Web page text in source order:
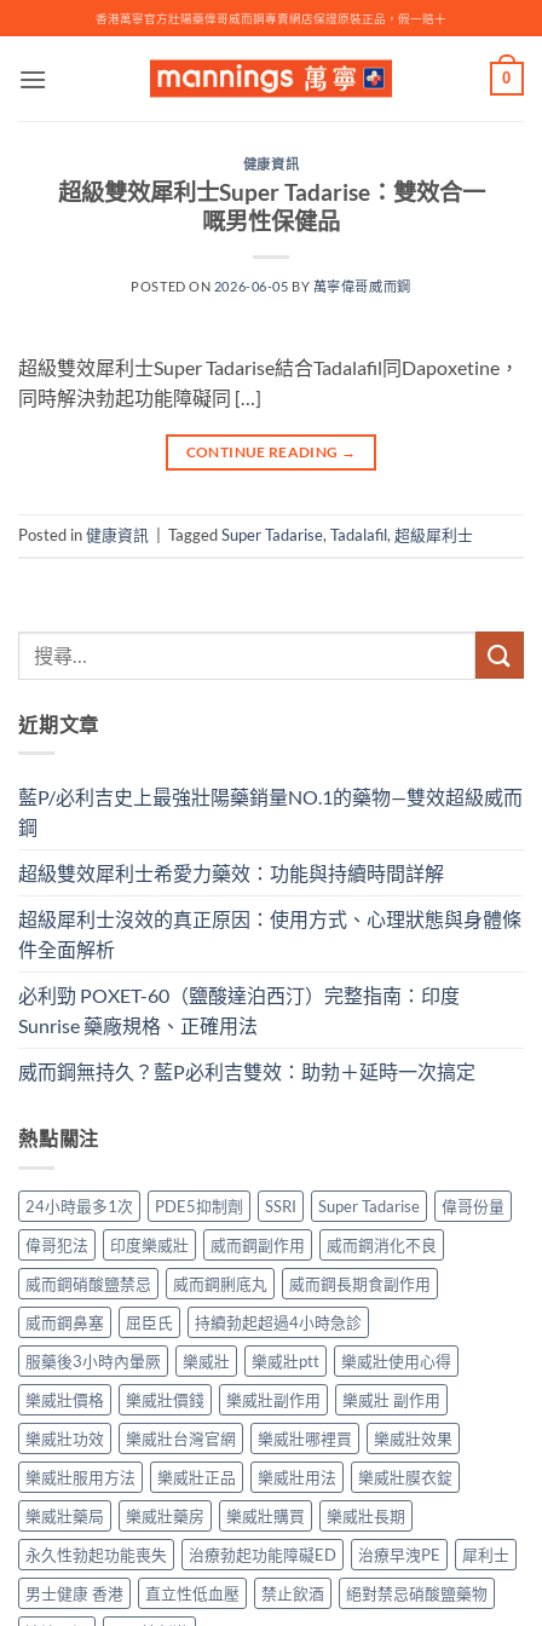
to
content
香港萬寧官方壯陽藥偉哥威而鋼專賣網店保證原裝正品，假一賠十
0
健康資訊
超級雙效犀利士Super Tadarise：雙效合一
嘅男性保健品
POSTED ON 2026-06-05 BY 萬寧偉哥威而鋼
超級雙效犀利士Super Tadarise結合Tadalafil同Dapoxetine，
同時解決勃起功能障礙同 […]
CONTINUE READING →
Posted in健康資訊 TaggedSuper Tadarise, Tadalafil, 超級犀利士
近期文章
藍P/必利吉史上最強壯陽藥銷量NO.1的藥物—雙效超級威而
鋼
超級雙效犀利士希愛力藥效：功能與持續時間詳解
超級犀利士沒效的真正原因：使用方式、心理狀態與身體條
件全面解析
必利勁 POXET-60（鹽酸達泊西汀）完整指南：印度
Sunrise 藥廠規格、正確用法
威而鋼無持久？藍P必利吉雙效：助勃＋延時一次搞定
熱點關注
24小時最多1次 PDE5抑制劑 SSRI Super Tadarise
偉哥份量
偉哥犯法
印度樂威壯 威而鋼副作用
威而鋼消化不良
威而鋼硝酸鹽禁忌
威而鋼脷底丸
威而鋼長期食副作用
威而鋼鼻塞
屈臣氏
持續勃起超過4小時急診
服藥後3小時內暈厥
樂威壯 樂威壯ptt
樂威壯使用心得
樂威壯價格
樂威壯價錢 樂威壯副作用
樂威壯 副作用
樂威壯功效
樂威壯台灣官網 樂威壯哪裡買
樂威壯效果
樂威壯服用方法
樂威壯正品 樂威壯用法
樂威壯膜衣錠
樂威壯藥局
樂威壯藥房 樂威壯購買
樂威壯長期
永久性勃起功能喪失
治療勃起功能障礙ED 治療早洩PE
犀利士
男士健康 香港
直立性低血壓 禁止飲酒
絕對禁忌硝酸鹽藥物